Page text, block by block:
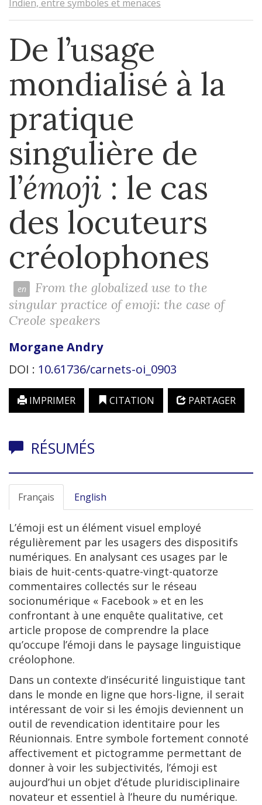
Indien, entre symboles et menaces
De l’usage
mondialisé à la
pratique
singulière de
l’émoji : le cas
des locuteurs
créolophones
From the globalized use to the
singular practice of emoji: the case of
Creole speakers
Morgane Andry
DOI : 10.61736/carnets-oi_0903
IMPRIMER CITATION PARTAGER
RÉSUMÉS
Français English
L’émoji est un élément visuel employé
régulièrement par les usagers des dispositifs
numériques. En analysant ces usages par le
biais de huit-cents-quatre-vingt-quatorze
commentaires collectés sur le réseau
socionumérique « Facebook » et en les
confrontant à une enquête qualitative, cet
article propose de comprendre la place
qu’occupe l’émoji dans le paysage linguistique
créolophone.
Dans un contexte d’insécurité linguistique tant
dans le monde en ligne que hors-ligne, il serait
intéressant de voir si les émojis deviennent un
outil de revendication identitaire pour les
Réunionnais. Entre symbole fortement connoté
affectivement et pictogramme permettant de
donner à voir les subjectivités, l’émoji est
aujourd’hui un objet d’étude pluridisciplinaire
novateur et essentiel à l’heure du numérique.